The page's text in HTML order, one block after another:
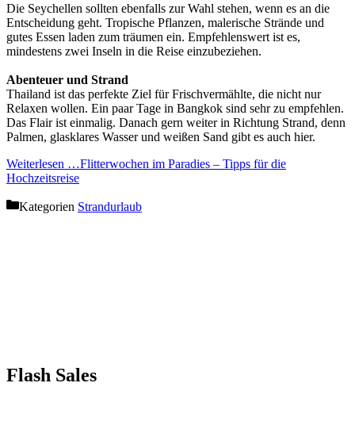
Die Seychellen sollten ebenfalls zur Wahl stehen, wenn es an die
Entscheidung geht. Tropische Pflanzen, malerische Strände und
gutes Essen laden zum träumen ein. Empfehlenswert ist es,
mindestens zwei Inseln in die Reise einzubeziehen.
Abenteuer und Strand
Thailand ist das perfekte Ziel für Frischvermählte, die nicht nur
Relaxen wollen. Ein paar Tage in Bangkok sind sehr zu empfehlen.
Das Flair ist einmalig. Danach gern weiter in Richtung Strand, denn
Palmen, glasklares Wasser und weißen Sand gibt es auch hier.
Weiterlesen …Flitterwochen im Paradies – Tipps für die
Hochzeitsreise
Kategorien Strandurlaub
Flash Sales